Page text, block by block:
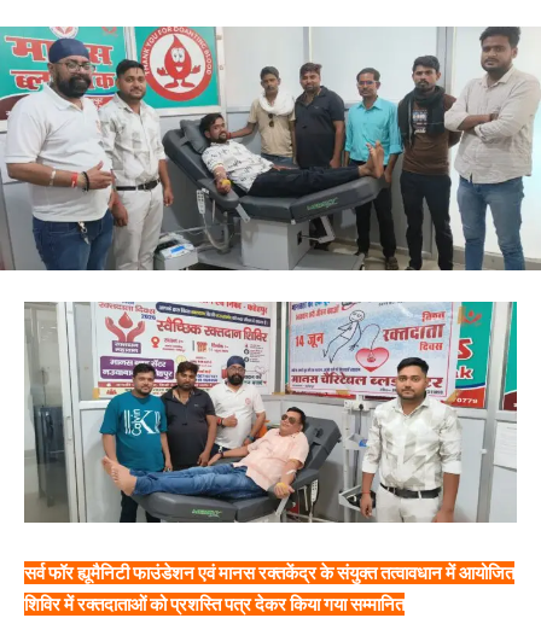
सर्व फॉर ह्यूमैनिटी फाउंडेशन एवं मानस रक्तकेंद्र के संयुक्त तत्वावधान में आयोजित
शिविर में रक्तदाताओं को प्रशस्ति पत्र देकर किया गया सम्मानित